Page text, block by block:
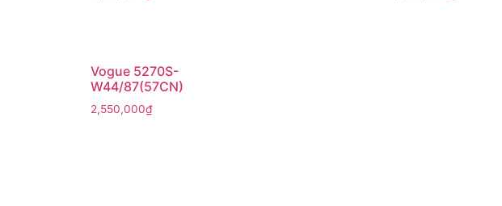
Vogue 5270S-
W44/87(57CN)
2,550,000₫